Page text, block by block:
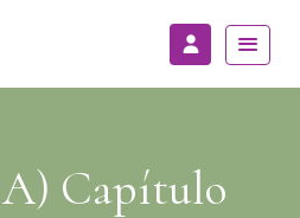
Capítulo